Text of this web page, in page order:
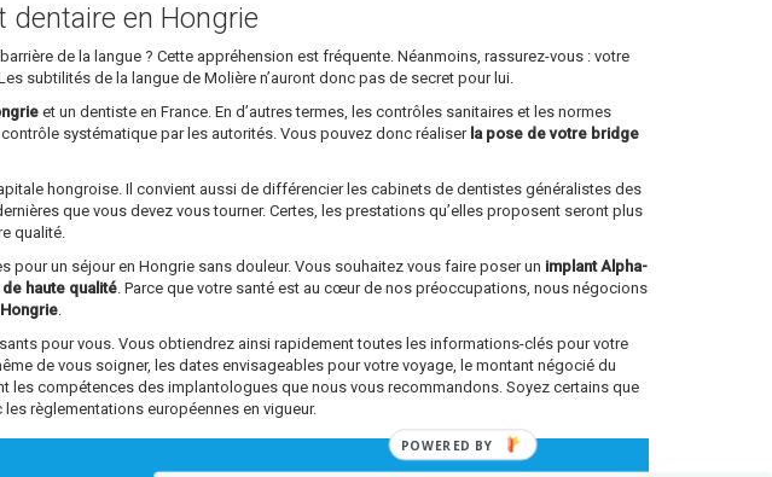
dentaire en Hongrie
de la langue ? Cette appréhension est fréquente. Néanmoins, rassurez-vous : votre
subtilités de la langue de Molière n’auront donc pas de secret pour lui.
et un dentiste en France. En d’autres termes, les contrôles sanitaires et les normes
systématique par les autorités. Vous pouvez donc réaliser la pose de votre bridge
hongroise. Il convient aussi de différencier les cabinets de dentistes généralistes des
que vous devez vous tourner. Certes, les prestations qu’elles proposent seront plus
qualité.
un séjour en Hongrie sans douleur. Vous souhaitez vous faire poser un implant Alpha-
haute qualité. Parce que votre santé est au cœur de nos préoccupations, nous négocions
.
pour vous. Vous obtiendrez ainsi rapidement toutes les informations-clés pour votre
de vous soigner, les dates envisageables pour votre voyage, le montant négocié du
les compétences des implantologues que nous vous recommandons. Soyez certains que
règlementations européennes en vigueur.
POWERED